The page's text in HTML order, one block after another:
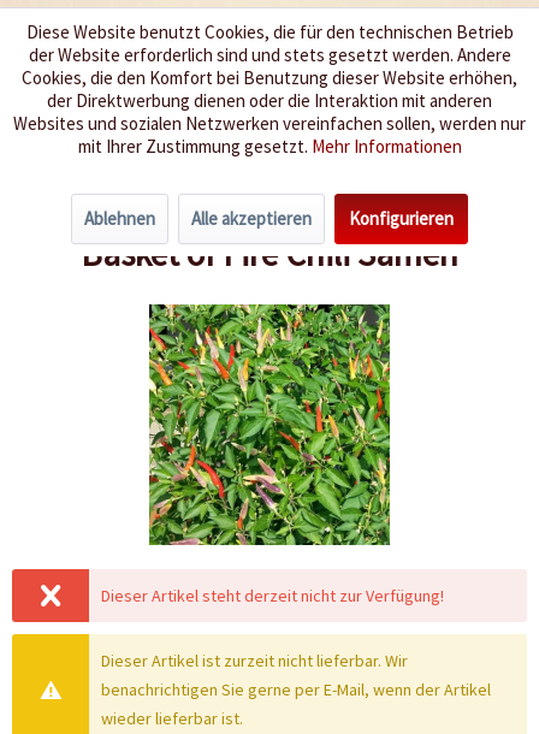
Wir würzen Ihr Leben
Menü
Übersicht Schärfegrad 9-10
Basket of Fire Chili Samen
Dieser Artikel steht derzeit nicht zur Verfügung!
Dieser Artikel ist zurzeit nicht lieferbar. Wir
benachrichtigen Sie gerne per E-Mail, wenn der Artikel
wieder lieferbar ist.
Diese Website benutzt Cookies, die für den technischen Betrieb
der Website erforderlich sind und stets gesetzt werden. Andere
Cookies, die den Komfort bei Benutzung dieser Website erhöhen,
der Direktwerbung dienen oder die Interaktion mit anderen
Websites und sozialen Netzwerken vereinfachen sollen, werden nur
mit Ihrer Zustimmung gesetzt. Mehr Informationen
Ablehnen Alle akzeptieren Konfigurieren